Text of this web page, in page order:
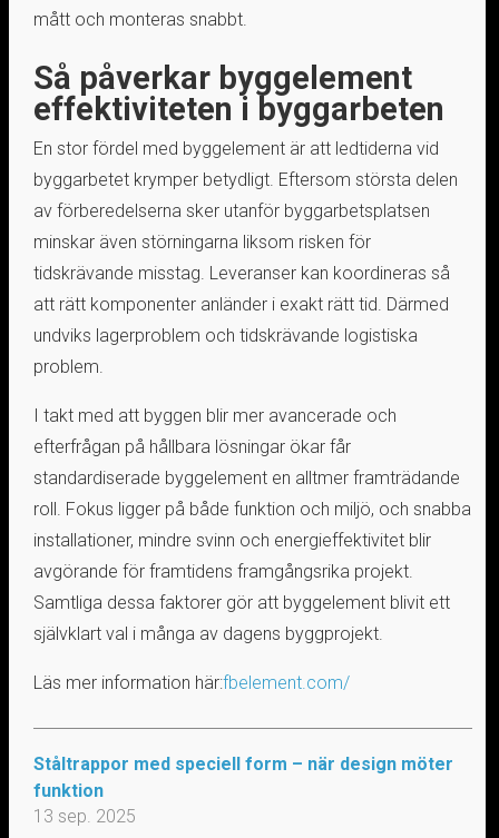
mått och monteras snabbt.
Så påverkar byggelement
effektiviteten i byggarbeten
En stor fördel med byggelement är att ledtiderna vid
byggarbetet krymper betydligt. Eftersom största delen
av förberedelserna sker utanför byggarbetsplatsen
minskar även störningarna liksom risken för
tidskrävande misstag. Leveranser kan koordineras så
att rätt komponenter anländer i exakt rätt tid. Därmed
undviks lagerproblem och tidskrävande logistiska
problem.
I takt med att byggen blir mer avancerade och
efterfrågan på hållbara lösningar ökar får
standardiserade byggelement en alltmer framträdande
roll. Fokus ligger på både funktion och miljö, och snabba
installationer, mindre svinn och energieffektivitet blir
avgörande för framtidens framgångsrika projekt.
Samtliga dessa faktorer gör att byggelement blivit ett
självklart val i många av dagens byggprojekt.
Läs mer information här:fbelement.com/
Ståltrappor med speciell form – när design möter
funktion
13 sep. 2025